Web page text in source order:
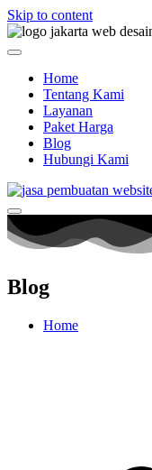
Skip to content
Home
Tentang Kami
Layanan
Paket Harga
Blog
Hubungi Kami
Blog
Home